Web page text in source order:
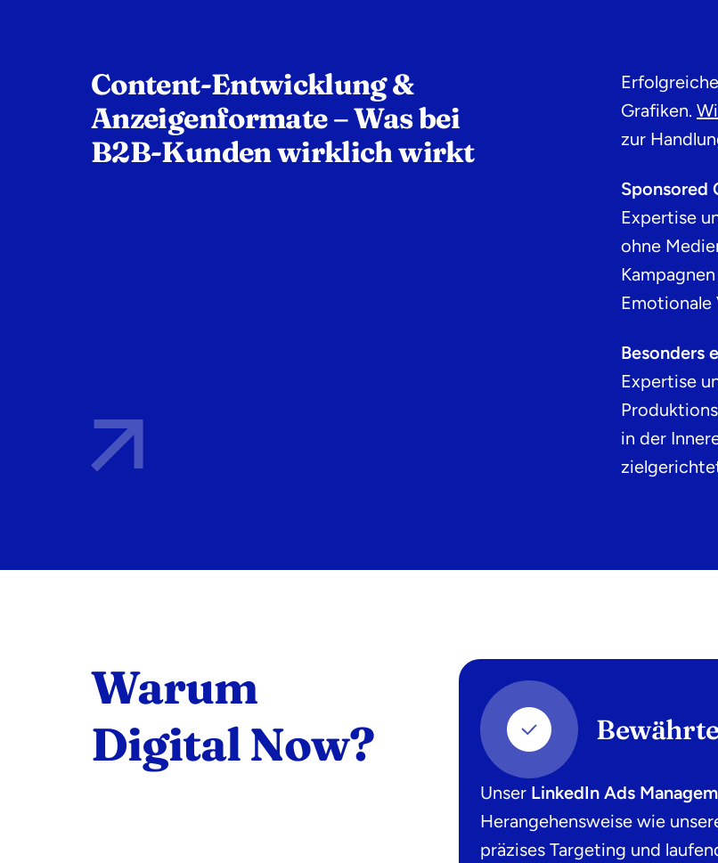
Content-Entwicklung &
Anzeigenformate – Was bei
B2B-Kunden wirklich wirkt
Grafiken.
zur
Sponsored
Expertise
ohne
Emotionale
Besonders
Expertise
in der
Warum
Digital Now?
Unser LinkedIn Ads
Herangehensweise wie
präzises Targeting und